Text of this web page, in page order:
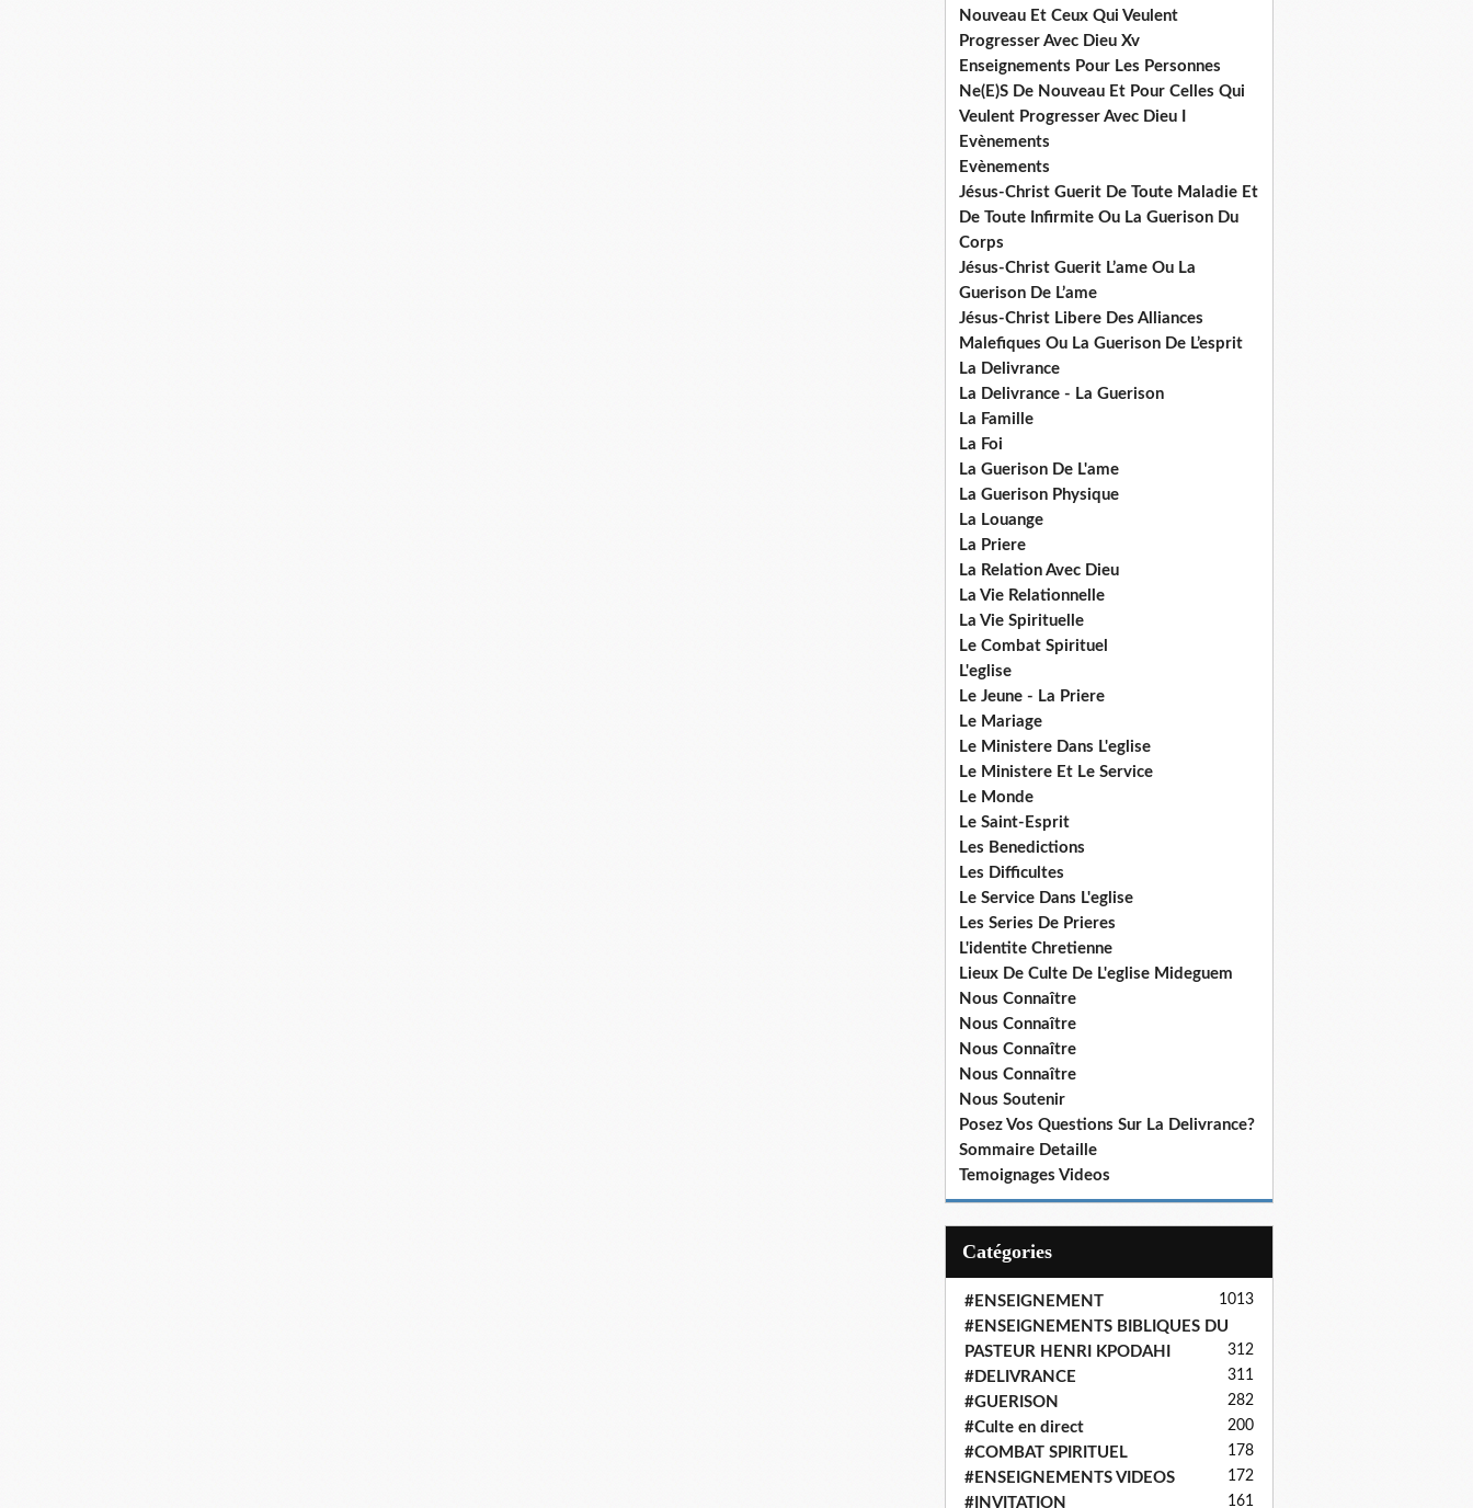
Nouveau Et Ceux Qui Veulent
Progresser Avec Dieu Xv
Enseignements Pour Les Personnes
Ne(E)S De Nouveau Et Pour Celles Qui
Veulent Progresser Avec Dieu I
Evènements
Evènements
Jésus-Christ Guerit De Toute Maladie Et
De Toute Infirmite Ou La Guerison Du
Corps
Jésus-Christ Guerit L’ame Ou La
Guerison De L’ame
Jésus-Christ Libere Des Alliances
Malefiques Ou La Guerison De L’esprit
La Delivrance
La Delivrance - La Guerison
La Famille
La Foi
La Guerison De L'ame
La Guerison Physique
La Louange
La Priere
La Relation Avec Dieu
La Vie Relationnelle
La Vie Spirituelle
Le Combat Spirituel
L'eglise
Le Jeune - La Priere
Le Mariage
Le Ministere Dans L'eglise
Le Ministere Et Le Service
Le Monde
Le Saint-Esprit
Les Benedictions
Les Difficultes
Le Service Dans L'eglise
Les Series De Prieres
L'identite Chretienne
Lieux De Culte De L'eglise Mideguem
Nous Connaître
Nous Connaître
Nous Connaître
Nous Connaître
Nous Soutenir
Posez Vos Questions Sur La Delivrance?
Sommaire Detaille
Temoignages Videos
Catégories
#ENSEIGNEMENT 1013
#ENSEIGNEMENTS BIBLIQUES DU
PASTEUR HENRI KPODAHI
312
#DELIVRANCE 311
#GUERISON 282
#Culte en direct 200
#COMBAT SPIRITUEL 178
#ENSEIGNEMENTS VIDEOS 172
#INVITATION 161